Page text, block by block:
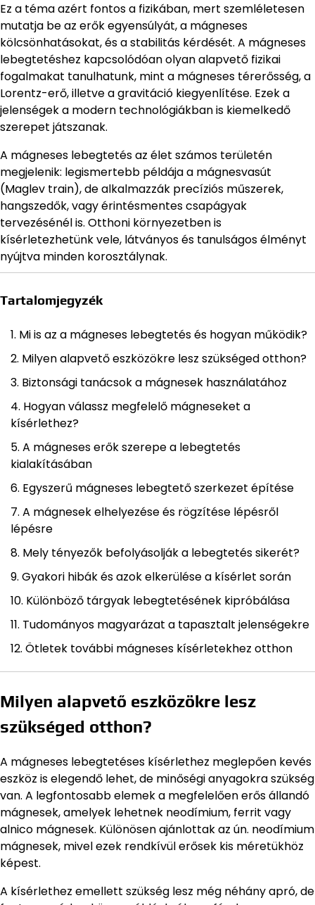
Ez a téma azért fontos a fizikában, mert szemléletesen
mutatja be az erők egyensúlyát, a mágneses
kölcsönhatásokat, és a stabilitás kérdését. A mágneses
lebegtetéshez kapcsolódóan olyan alapvető fizikai
fogalmakat tanulhatunk, mint a mágneses térerősség, a
Lorentz-erő, illetve a gravitáció kiegyenlítése. Ezek a
jelenségek a modern technológiákban is kiemelkedő
szerepet játszanak.
A mágneses lebegtetés az élet számos területén
megjelenik: legismertebb példája a mágnesvasút
(Maglev train), de alkalmazzák precíziós műszerek,
hangszedők, vagy érintésmentes csapágyak
tervezésénél is. Otthoni környezetben is
kísérletezhetünk vele, látványos és tanulságos élményt
nyújtva minden korosztálynak.
Tartalomjegyzék
Mi is az a mágneses lebegtetés és hogyan működik?
Milyen alapvető eszközökre lesz szükséged otthon?
Biztonsági tanácsok a mágnesek használatához
Hogyan válassz megfelelő mágneseket a
kísérlethez?
A mágneses erők szerepe a lebegtetés
kialakításában
Egyszerű mágneses lebegtető szerkezet építése
A mágnesek elhelyezése és rögzítése lépésről
lépésre
Mely tényezők befolyásolják a lebegtetés sikerét?
Gyakori hibák és azok elkerülése a kísérlet során
Különböző tárgyak lebegtetésének kipróbálása
Tudományos magyarázat a tapasztalt jelenségekre
Ötletek további mágneses kísérletekhez otthon
Milyen alapvető eszközökre lesz
szükséged otthon?
A mágneses lebegtetéses kísérlethez meglepően kevés
eszköz is elegendő lehet, de minőségi anyagokra szükség
van. A legfontosabb elemek a megfelelően erős állandó
mágnesek, amelyek lehetnek neodímium, ferrit vagy
alnico mágnesek. Különösen ajánlottak az ún. neodímium
mágnesek, mivel ezek rendkívül erősek kis méretükhöz
képest.
A kísérlethez emellett szükség lesz még néhány apró, de